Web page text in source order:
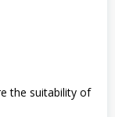
the suitability of